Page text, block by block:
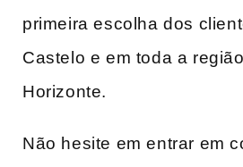
primeira escolha dos
Castelo e em toda a
Horizonte.
Não hesite em entrar em